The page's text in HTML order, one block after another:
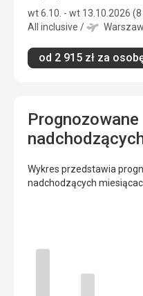
wt 6.10. - wt 13.10.2026 (8
All inclusive /
od 2 915 zł za
Wykres przedstawia
nadchodzących